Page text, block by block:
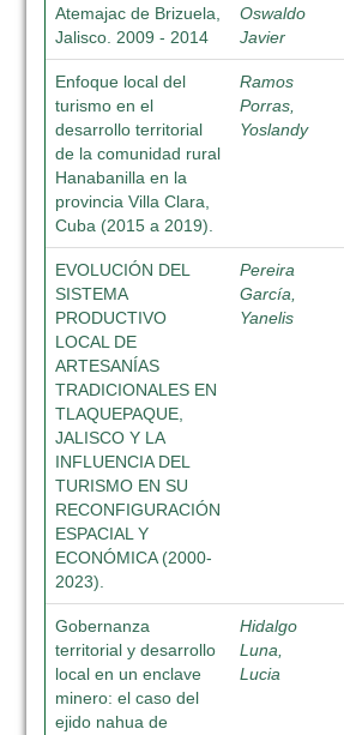
Atemajac de Brizuela,
Jalisco. 2009 - 2014
Oswaldo
Javier
Enfoque local del
turismo en el
desarrollo territorial
de la comunidad rural
Hanabanilla en la
provincia Villa Clara,
Cuba (2015 a 2019).
Ramos
Porras,
Yoslandy
EVOLUCIÓN DEL
SISTEMA
PRODUCTIVO
LOCAL DE
ARTESANÍAS
TRADICIONALES EN
TLAQUEPAQUE,
JALISCO Y LA
INFLUENCIA DEL
TURISMO EN SU
RECONFIGURACIÓN
ESPACIAL Y
ECONÓMICA (2000-
2023).
Pereira
García,
Yanelis
Gobernanza
territorial y desarrollo
local en un enclave
minero: el caso del
ejido nahua de
Hidalgo
Luna,
Lucia